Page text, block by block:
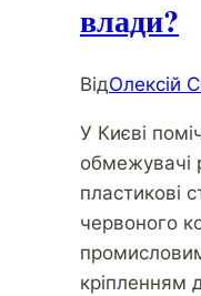
влади?
ВідОлексій
У Києві
обмежувачі
пластикові
червоного
кріпленням